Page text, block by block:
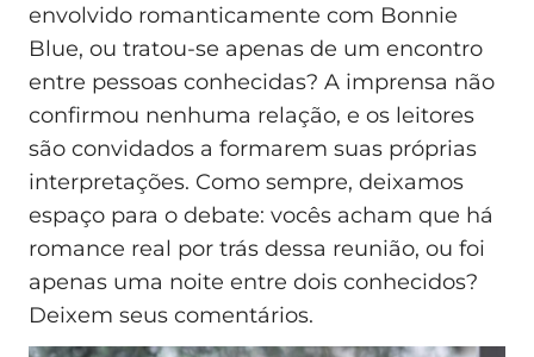
envolvido romanticamente com Bonnie
Blue, ou tratou-se apenas de um encontro
entre pessoas conhecidas? A imprensa não
confirmou nenhuma relação, e os leitores
são convidados a formarem suas próprias
interpretações. Como sempre, deixamos
espaço para o debate: vocês acham que há
romance real por trás dessa reunião, ou foi
apenas uma noite entre dois conhecidos?
Deixem seus comentários.